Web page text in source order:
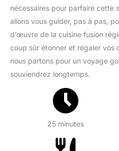
nécessaires pour parfaire cette
allons vous guider, pas à pas,
d’œuvre de la cuisine fusion
coup sûr étonner et régaler vos
nous partons pour un voyage
souviendrez longtemps.
25 minutes